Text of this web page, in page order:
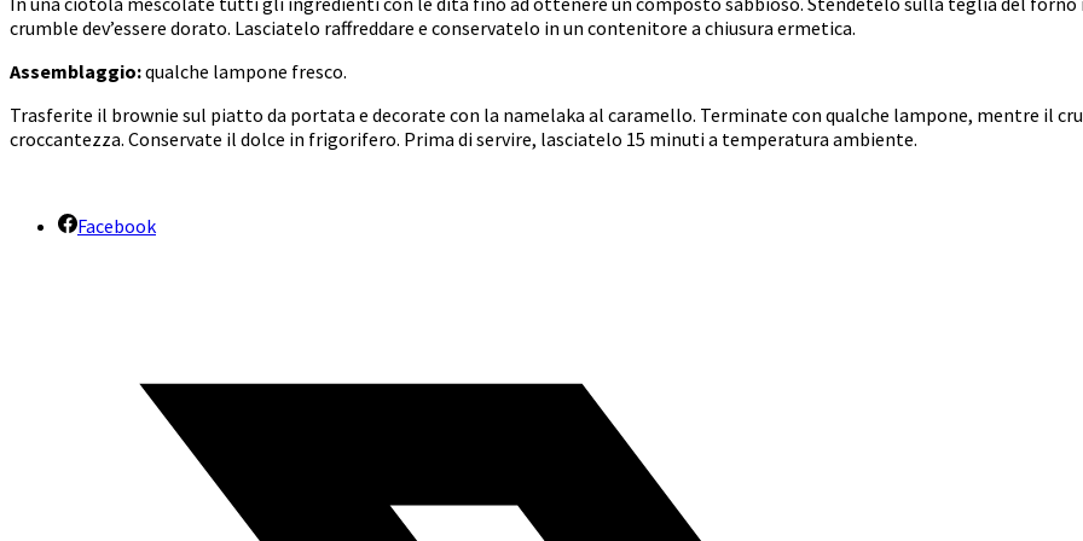
crumble dev’essere dorato. Lasciatelo raffreddare e conservatelo in un contenitore a chiusura ermetica.
Assemblaggio:qualche lampone fresco.
Trasferite il brownie sul piatto da portata e decorate con la namelaka al caramello. Terminate con qualche lampone, mentre il
croccantezza. Conservate il dolce in frigorifero. Prima di servire, lasciatelo 15 minuti a temperatura ambiente.
Facebook